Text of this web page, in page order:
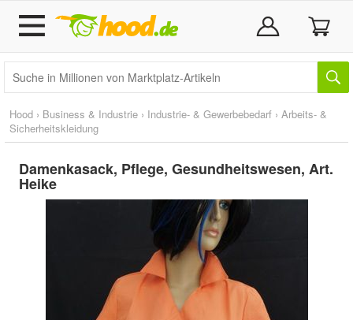
Hood › Business & Industrie › Industrie- & Gewerbebedarf › Arbeits- &
Sicherheitskleidung
Damenkasack, Pflege, Gesundheitswesen, Art.
Heike